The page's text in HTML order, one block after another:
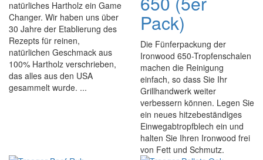
natürliches Hartholz ein Game
Changer. Wir haben uns über
30 Jahre der Etablierung des
Rezepts für reinen,
natürlichen Geschmack aus
100% Hartholz verschrieben,
das alles aus den USA
gesammelt wurde. ...
Pack)
Die Fünferpackung der
Ironwood 650-Tropfenschalen
machen die Reinigung
einfach, so dass Sie Ihr
Grillhandwerk weiter
verbessern können. Legen Sie
ein neues hitzebeständiges
Einwegabtropfblech ein und
halten Sie Ihren Ironwood frei
von Fett und Schmutz.